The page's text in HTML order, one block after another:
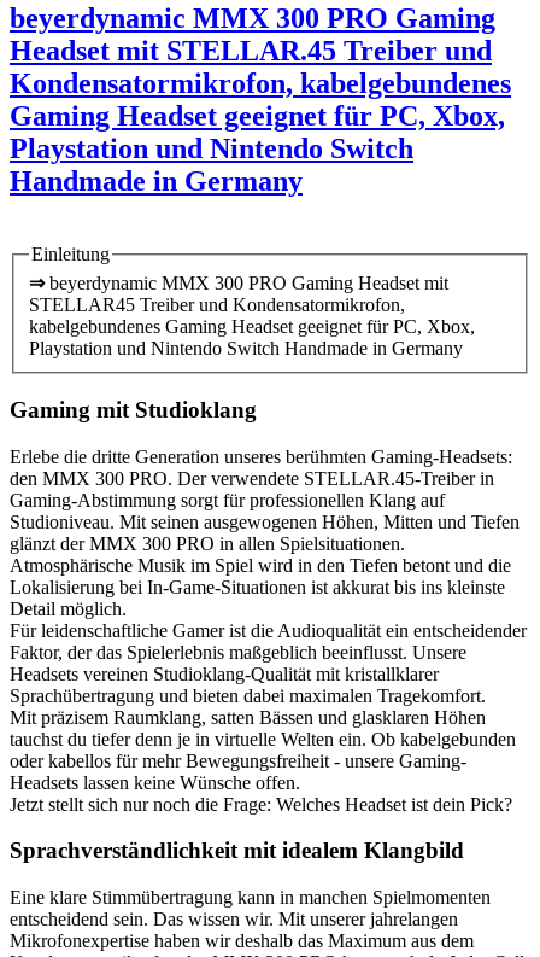
beyerdynamic MMX 300 PRO Gaming
Headset mit STELLAR.45 Treiber und
Kondensatormikrofon, kabelgebundenes
Gaming Headset geeignet für PC, Xbox,
Playstation und Nintendo Switch
Handmade in Germany
Einleitung
⇒beyerdynamic MMX 300 PRO Gaming Headset mit
STELLAR45 Treiber und Kondensatormikrofon,
kabelgebundenes Gaming Headset geeignet für PC, Xbox,
Playstation und Nintendo Switch Handmade in Germany
Gaming mit Studioklang
Erlebe die dritte Generation unseres berühmten Gaming-Headsets:
den MMX 300 PRO. Der verwendete STELLAR.45-Treiber in
Gaming-Abstimmung sorgt für professionellen Klang auf
Studioniveau. Mit seinen ausgewogenen Höhen, Mitten und Tiefen
glänzt der MMX 300 PRO in allen Spielsituationen.
Atmosphärische Musik im Spiel wird in den Tiefen betont und die
Lokalisierung bei In-Game-Situationen ist akkurat bis ins kleinste
Detail möglich.
Für leidenschaftliche Gamer ist die Audioqualität ein entscheidender
Faktor, der das Spielerlebnis maßgeblich beeinflusst. Unsere
Headsets vereinen Studioklang-Qualität mit kristallklarer
Sprachübertragung und bieten dabei maximalen Tragekomfort.
Mit präzisem Raumklang, satten Bässen und glasklaren Höhen
tauchst du tiefer denn je in virtuelle Welten ein. Ob kabelgebunden
oder kabellos für mehr Bewegungsfreiheit - unsere Gaming-
Headsets lassen keine Wünsche offen.
Jetzt stellt sich nur noch die Frage: Welches Headset ist dein Pick?
Sprachverständlichkeit mit idealem Klangbild
Eine klare Stimmübertragung kann in manchen Spielmomenten
entscheidend sein. Das wissen wir. Mit unserer jahrelangen
Mikrofonexpertise haben wir deshalb das Maximum aus dem